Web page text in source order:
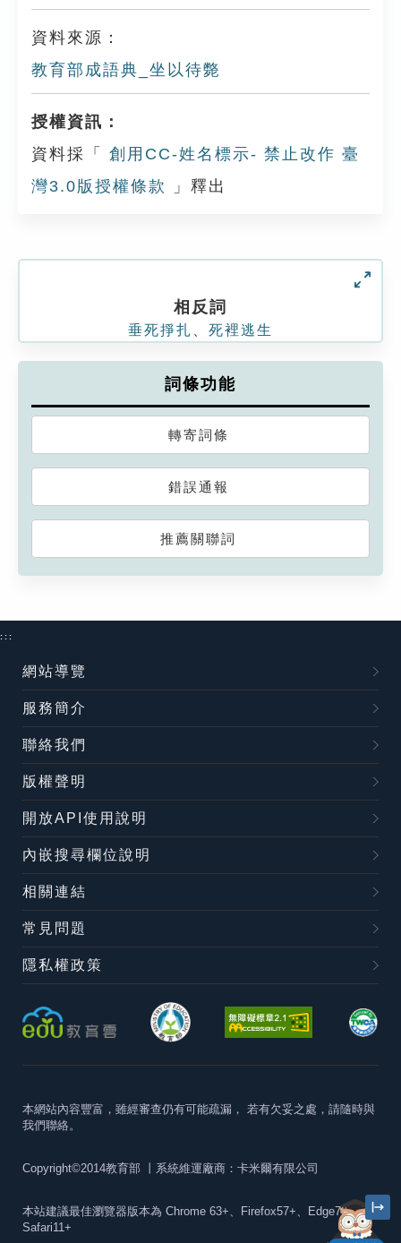
資料來源：
教育部成語典_坐以待斃
授權資訊：
資料採「
創用CC-姓名標示- 禁止改作 臺
灣3.0版授權條款
」釋出
相反詞
垂死掙扎 死裡逃生
詞條功能
轉寄詞條
錯誤通報
推薦關聯詞
:::
網站導覽
服務簡介
聯絡我們
版權聲明
開放API使用說明
內嵌搜尋欄位說明
相關連結
常見問題
隱私權政策
本網站內容豐富，雖經審查仍有可能疏漏， 若有欠妥之處，請隨時與
我們聯絡。
Copyright©2014教育部 丨系統維運廠商：卡米爾有限公司
本站建議最佳瀏覽器版本為 Chrome 63+、Firefox57+、Edge79+及
Safari11+